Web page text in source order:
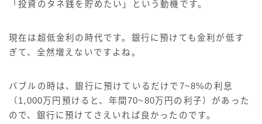
「投資のタネ銭を貯めたい」 という動機です。
現在は超低金利の時代です。銀行に預けても金利が低す
ぎて、全然増えないですよね。
バブルの時は、銀行に預けているだけで7~8%の利息
（1,000万円預けると、年間70~80万円の利子）があった
ので、 銀行に預けてさえいれば良かった のです。